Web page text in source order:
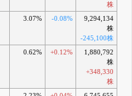
株
3.07% -0.08%
9,294,134
株
-245,100株
0.62% +0.12%
1,880,792
株
+348,330
株